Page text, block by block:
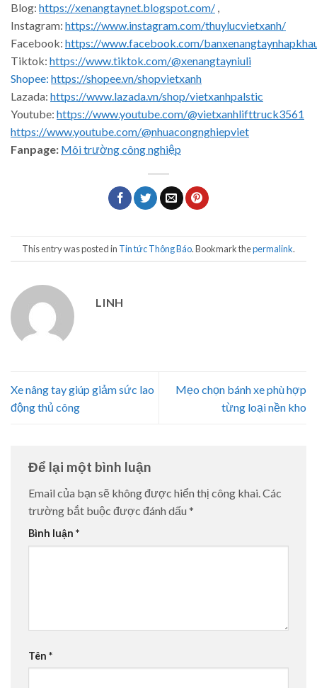
Blog: https://xenangtaynet.blogspot.com/ ,
Instagram: https://www.instagram.com/thuylucvietxanh/
Facebook: https://www.facebook.com/
Tiktok: https://www.tiktok.com/@xenangtayniuli
Shopee: https://shopee.vn/shopvietxanh
Lazada: https://www.lazada.vn/shop/vietxanhpalstic
Youtube: https://www.youtube.com/@vietxanhlifttruck3561
https://www.youtube.com/@nhuacongnghiepviet
Fanpage: Môi trường công nghiệp
This entry was posted in Tin tức Thông Báo. Bookmark thepermalink.
LINH
Xe nâng tay giúp giảm sức lao
động thủ công
Mẹo chọn bánh xe phù hợp
từng loại nền kho
Để lại một bình luận
Email của bạn sẽ không được hiển thị công khai.Các
trường bắt buộc được đánh dấu *
Bình luận *
Tên *